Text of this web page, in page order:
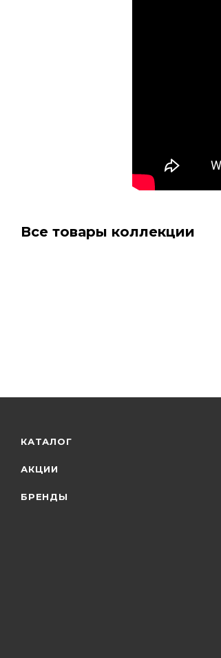
Все товары коллекции
КАТАЛОГ
АКЦИИ
БРЕНДЫ